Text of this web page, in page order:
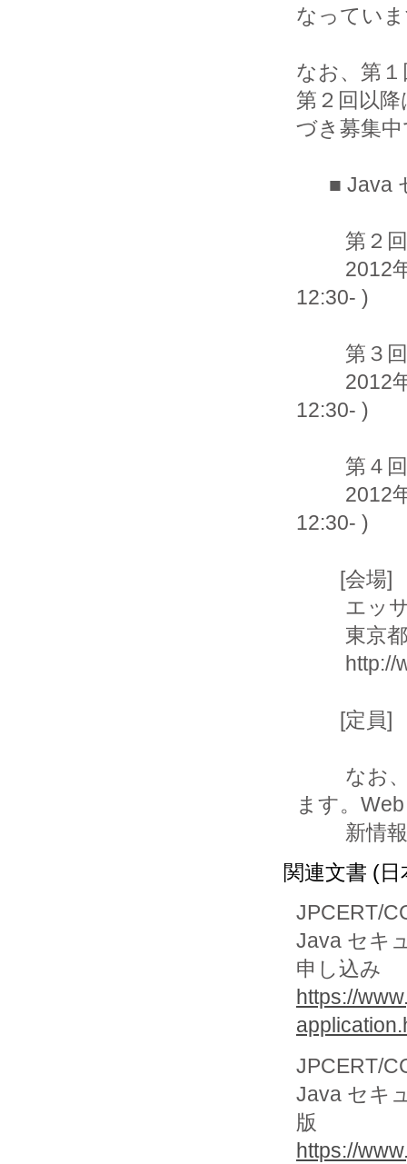
なってい
なお、第
第２回以
づき募集
12:30- )
12:30- )
12:30- )
ます。
関連文書 (日
JPCERT/
Java セキ
申し込み
https://
JPCERT/
Java セキ
版
https://